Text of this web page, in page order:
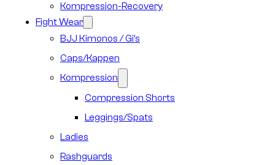
Kompression-Recovery
Fight Wear
BJJ Kimonos / Gi’s
Caps/Kappen
Kompression
Compression Shorts
Leggings/Spats
Ladies
Rashguards